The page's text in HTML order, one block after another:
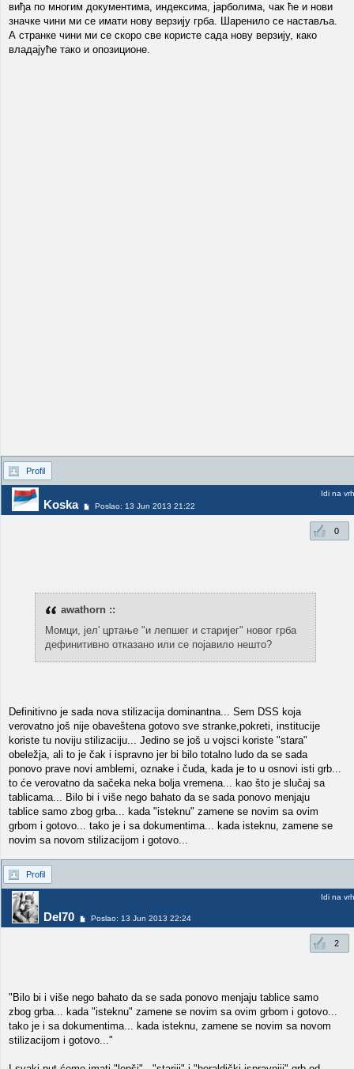
виђа по многим документима, индексима, јарболима, чак ће и нови
значке чини ми се имати нову верзију грба. Шаренило се наставља.
А странке чини ми се скоро све користе сада нову верзију, како
владајуће тако и опозиционе.
Profil
Koska Poslao: 13 Jun 2013 21:22
Idi na vrh
0
awathorn ::
Момци, јел' цртање "и лепшег и старијег" новог грба
дефинитивно отказано или се појавило нешто?
Definitivno je sada nova stilizacija dominantna... Sem DSS koja
verovatno još nije obaveštena gotovo sve stranke,pokreti, institucije
koriste tu noviju stilizaciju... Jedino se još u vojsci koriste "stara"
obeležja, ali to je čak i ispravno jer bi bilo totalno ludo da se sada
ponovo prave novi amblemi, oznake i čuda, kada je to u osnovi isti grb...
to će verovatno da sačeka neka bolja vremena... kao što je slučaj sa
tablicama... Bilo bi i više nego bahato da se sada ponovo menjaju
tablice samo zbog grba... kada "isteknu" zamene se novim sa ovim
grbom i gotovo... tako je i sa dokumentima... kada isteknu, zamene se
novim sa novom stilizacijom i gotovo...
Profil
Del70 Poslao: 13 Jun 2013 22:24
Idi na vrh
2
"Bilo bi i više nego bahato da se sada ponovo menjaju tablice samo
zbog grba... kada "isteknu" zamene se novim sa ovim grbom i gotovo...
tako je i sa dokumentima... kada isteknu, zamene se novim sa novom
stilizacijom i gotovo..."